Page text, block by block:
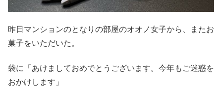
昨日マンションのとなりの部屋のオオノ女子から、またお
菓子をいただいた。
袋に「あけましておめでとうございます。今年もご迷惑を
おかけします」